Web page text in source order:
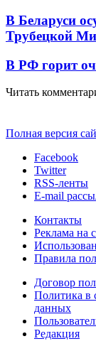
В Беларуси
Трубецкой
В РФ горит
Читать
Полная версия
Facebook
Twitter
RSS-ленты
E-mail
Контакты
Реклама на
Правила
Договор
Политика в
данных
Редакция